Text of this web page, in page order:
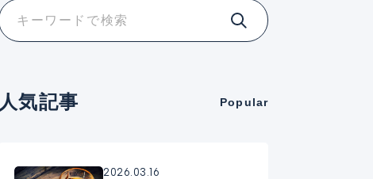
人気記事 Popular
2026.03.16